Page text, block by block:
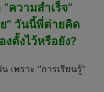
ความสำเร็จ”
” วันนี้พี่ต่ายคิด
ตั้งไว้หรือยัง?
เพราะ “การเรียนรู้”